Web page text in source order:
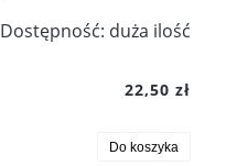
Dostępność: duża ilość
22,50 zł
Do koszyka